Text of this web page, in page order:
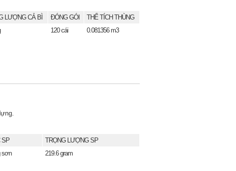
LƯỢNG CẢ BÌ ĐÓNG GÓI
THỂ TÍCH THÙNG
120 cái 0.081356 m3
SP
TRỌNG LƯỢNG SP
sơn 219.6 gram